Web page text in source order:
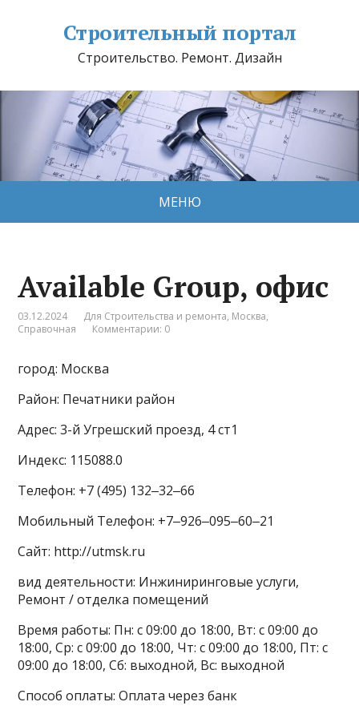
Строительный портал
Строительство. Ремонт. Дизайн
МЕНЮ
Available Group, офис
03.12.2024 Для Строительства и ремонта, Москва,
Справочная
Комментарии: 0
город: Москва
Район: Печатники район
Адрес: 3-й Угрешский проезд, 4 ст1
Индекс: 115088.0
Телефон: +7 (495) 132‒32‒66
Мобильный Телефон: +7‒926‒095‒60‒21
Сайт: http://utmsk.ru
вид деятельности: Инжиниринговые услуги,
Ремонт / отделка помещений
Время работы: Пн: с 09:00 до 18:00, Вт: с 09:00 до
18:00, Ср: с 09:00 до 18:00, Чт: с 09:00 до 18:00, Пт: с
09:00 до 18:00, Сб: выходной, Вс: выходной
Способ оплаты: Оплата через банк